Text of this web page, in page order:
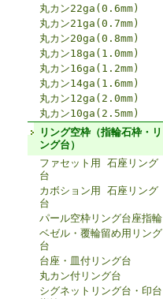
丸カン22ga(0.6mm)
丸カン21ga(0.7mm)
丸カン20ga(0.8mm)
丸カン18ga(1.0mm)
丸カン16ga(1.2mm)
丸カン14ga(1.6mm)
丸カン12ga(2.0mm)
丸カン10ga(2.5mm)
リング空枠（指輪石枠・リ
ング台）
ファセット用 石座リング
台
カボション用 石座リング
台
パール空枠リング台座指輪
ベゼル・覆輪留め用リング
台
台座・皿付リング台
丸カン付リング台
シグネットリング台・印台